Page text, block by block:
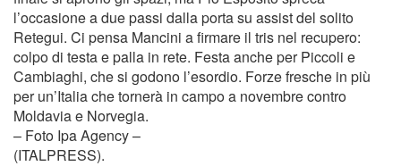
l’occasione a due passi dalla porta su assist del solito
Retegui. Ci pensa Mancini a firmare il tris nel recupero:
colpo di testa e palla in rete. Festa anche per Piccoli e
Cambiaghi, che si godono l’esordio. Forze fresche in più
per un’Italia che tornerà in campo a novembre contro
Moldavia e Norvegia.
– Foto Ipa Agency –
(ITALPRESS).